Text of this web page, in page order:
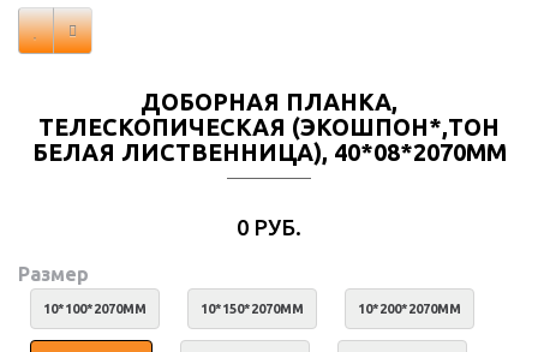
ДОБОРНАЯ ПЛАНКА,
ТЕЛЕСКОПИЧЕСКАЯ (ЭКОШПОН*,ТОН
БЕЛАЯ ЛИСТВЕННИЦА), 40*08*2070ММ
0 РУБ.
Размер
10*100*2070ММ 10*150*2070ММ 10*200*2070ММ